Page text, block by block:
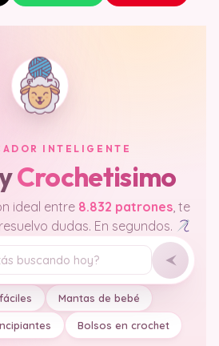
INTELIGENTE
Crochetisimo
ideal entre 8.832 patrones, te
dudas. En segundos.
Mantas de bebé
Bolsos en crochet